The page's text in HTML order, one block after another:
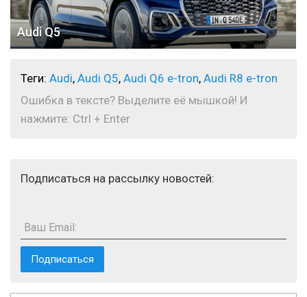
Audi Q5
Теги: Audi, Audi Q5, Audi Q6 e-tron, Audi R8 e-tron
Ошибка в тексте? Выделите её мышкой! И
нажмите: Ctrl + Enter
Подписаться на рассылку новостей:
Ваш Email: